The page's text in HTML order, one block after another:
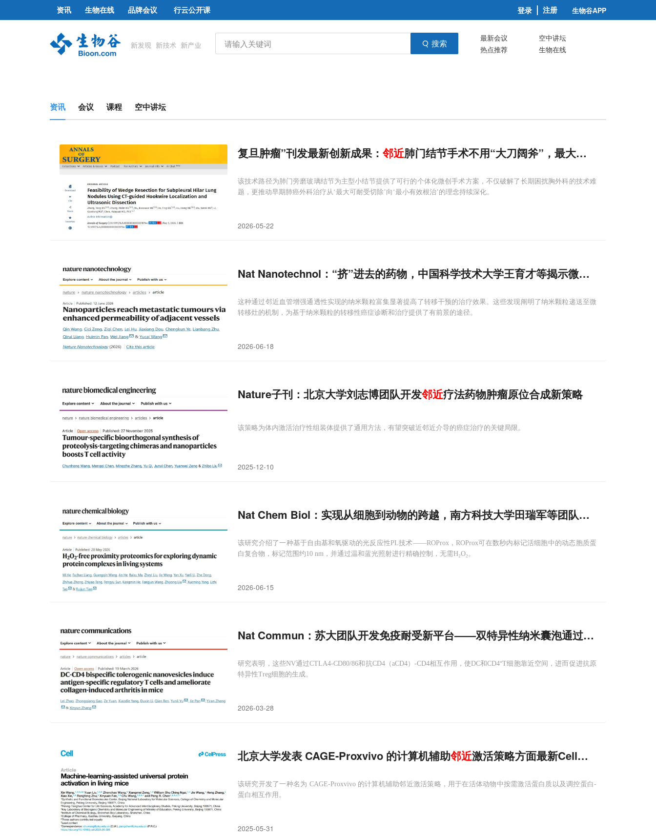
资讯 生物在线 品牌会议 行云公开课 登录 注册 生物谷APP
搜索 最新会议
空中讲坛
热点推荐
生物在线
资讯 会议 课程 空中讲坛
复旦肿瘤”刊发最新创新成果：邻近肺门结节手术不用“大刀阔斧”，最大程度保留肺功能
该技术路径为肺门旁磨玻璃结节为主型小结节提供了可行的个体化微创手术方案，不仅破解了长期困扰胸外科的技术难
题，更推动早期肺癌外科治疗从‘最大可耐受切除’向‘最小有效根治’的理念持续深化。
2026-05-22
Nat Nanotechnol：“挤”进去的药物，中国科学技术大学王育才等揭示微转移灶如何通
这种通过邻近血管增强通透性实现的纳米颗粒富集显著提高了转移干预的治疗效果。这些发现阐明了纳米颗粒递送至微
转移灶的机制，为基于纳米颗粒的转移性癌症诊断和治疗提供了有前景的途径。
2026-06-18
Nature子刊：北京大学刘志博团队开发邻近疗法药物肿瘤原位合成新策略
该策略为体内激活治疗性组装体提供了通用方法，有望突破近邻近介导的癌症治疗的关键局限。
2025-12-10
Nat Chem Biol：实现从细胞到动物的跨越，南方科技大学田瑞军等团队开发新型
该研究介绍了一种基于自由基和氧驱动的光反应性PL技术——ROProx，ROProx可在数秒内标记活细胞中的动态胞质蛋
白复合物，标记范围约10 nm，并通过温和蓝光照射进行精确控制，无需H₂O₂。
2026-06-15
Nat Commun：苏大团队开发免疫耐受新平台——双特异性纳米囊泡通过空间
研究表明，这些NV通过CTLA4-CD80/86和抗CD4（aCD4）-CD4相互作用，使DC和CD4⁺T细胞靠近空间，进而促进抗原
特异性Treg细胞的生成。
2026-03-28
北京大学发表 CAGE-Proxvivo 的计算机辅助邻近激活策略方面最新Cell论文
该研究开发了一种名为 CAGE-Proxvivo 的计算机辅助邻近激活策略，用于在活体动物中按需激活蛋白质以及调控蛋白-
蛋白相互作用。
2025-05-31